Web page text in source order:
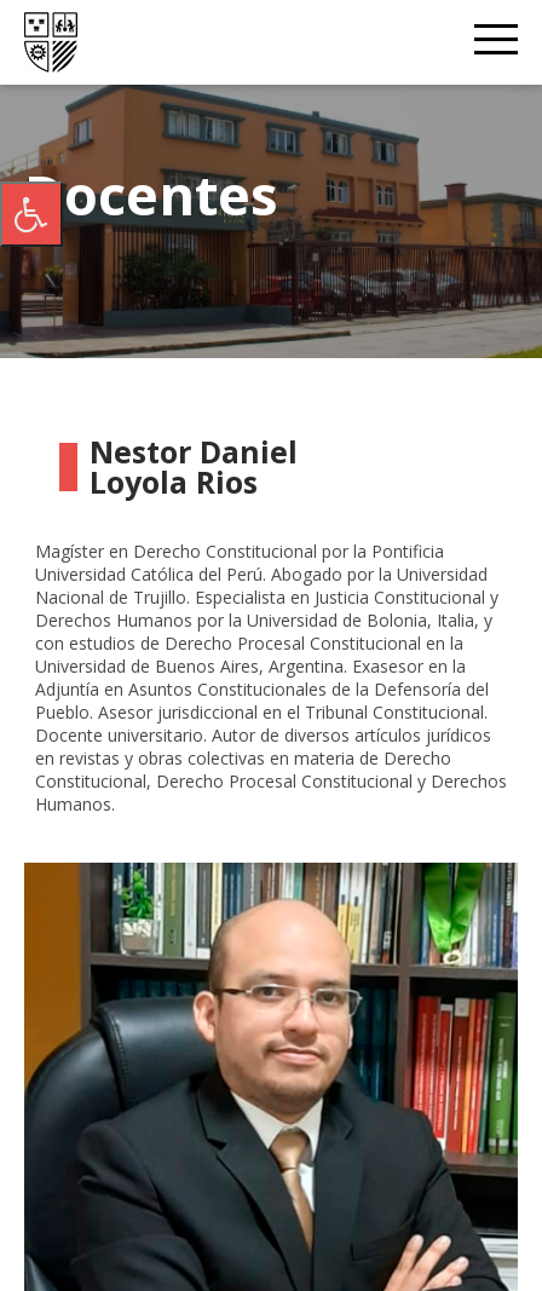
Docentes
Nestor Daniel
Loyola Rios
Magíster en Derecho Constitucional por la Pontificia
Universidad Católica del Perú. Abogado por la Universidad
Nacional de Trujillo. Especialista en Justicia Constitucional y
Derechos Humanos por la Universidad de Bolonia, Italia, y
con estudios de Derecho Procesal Constitucional en la
Universidad de Buenos Aires, Argentina. Exasesor en la
Adjuntía en Asuntos Constitucionales de la Defensoría del
Pueblo. Asesor jurisdiccional en el Tribunal Constitucional.
Docente universitario. Autor de diversos artículos jurídicos
en revistas y obras colectivas en materia de Derecho
Constitucional, Derecho Procesal Constitucional y Derechos
Humanos.